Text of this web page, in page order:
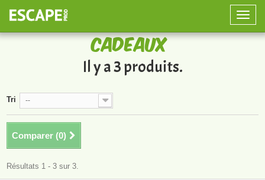
Toggle
Cadeaux
Il y a 3 produits.
Tri --
Comparer (0)
Résultats 1 - 3 sur 3.